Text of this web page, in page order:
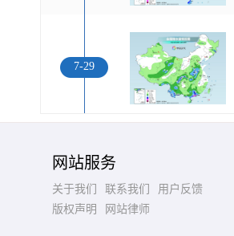
7-29
网站服务
关于我们 联系我们
用户反馈
版权声明
网站律师